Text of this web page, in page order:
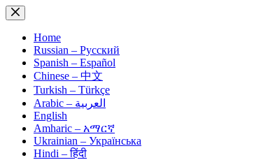
Skip
to
contentHome
Russian – Русский
Spanish – Español
Chinese – 中文
Turkish – Türkçe
Arabic – العربية
English
Amharic – አማርኛ
Ukrainian – Українська
Hindi – हिंदी